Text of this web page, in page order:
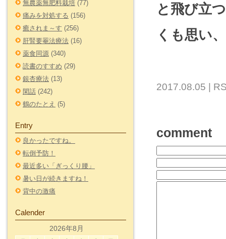
無農薬無肥料栽培 (77)
痛みを対処する (156)
癒されま～す (256)
肝腎要罨法療法 (16)
薬食同源 (340)
読書のすすめ (29)
銀杏療法 (13)
閑話 (242)
鶴のたとえ (5)
Entry
良かったですね。
転倒予防！
最近多い「ぎっくり腰」
暑い日が続きますね！
背中の激痛
Calender
2026年8月
と飛び立
くも思い
2017.08.05 |
comment